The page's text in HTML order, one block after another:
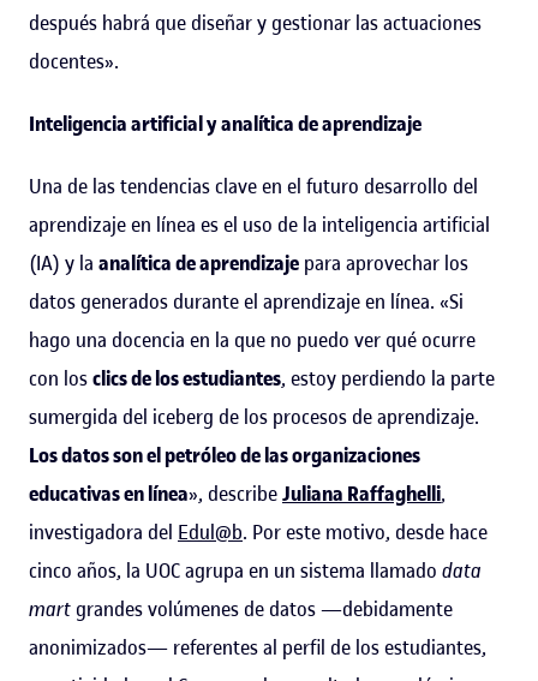
después habrá que diseñar y gestionar las actuaciones
docentes».
Inteligencia artificial y analítica de aprendizaje
Una de las tendencias clave en el futuro desarrollo del
aprendizaje en línea es el uso de la inteligencia artificial
(IA) y la analítica de aprendizaje para aprovechar los
datos generados durante el aprendizaje en línea. «Si
hago una docencia en la que no puedo ver qué ocurre
con losclics de los estudiantes, estoy perdiendo la parte
sumergida del iceberg de los procesos de aprendizaje.
Los datos son el petróleo de las organizaciones
educativas en línea», describeJuliana Raffaghelli,
investigadora del Edul@b. Por este motivo, desde hace
cinco años, la UOC agrupa en un sistema llamado data
mart grandes volúmenes de datos —debidamente
anonimizados— referentes al perfil de los estudiantes,